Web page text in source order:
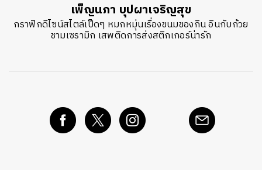
เพ็ญนภา บุปผาเจริญสุข
กราฟิกดีไซน์สไตล์เป็ดๆ หมกหมุ่นเรื่องขนมของกิน อินกับถ้วย
ชามเซรามิก เสพติดการส่งสติกเกอร์น่ารัก